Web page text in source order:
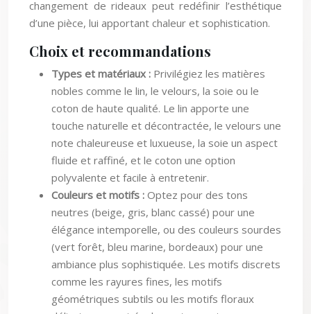
d’une pièce, lui apportant chaleur et sophistication.
nobles comme le lin, le velours, la soie ou le
coton de haute qualité. Le lin apporte une
touche naturelle et décontractée, le velours une
note chaleureuse et luxueuse, la soie un aspect
fluide et raffiné, et le coton une option
polyvalente et facile à entretenir.
Couleurs et motifs : Optez pour des tons
neutres (beige, gris, blanc cassé) pour une
élégance intemporelle, ou des couleurs sourdes
(vert forêt, bleu marine, bordeaux) pour une
ambiance plus sophistiquée. Les motifs discrets
comme les rayures fines, les motifs
géométriques subtils ou les motifs floraux
délicats peuvent également apporter une